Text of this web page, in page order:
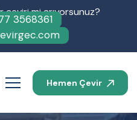
çeviri mi arıyorsunuz?
3568361
Hemen Çevir